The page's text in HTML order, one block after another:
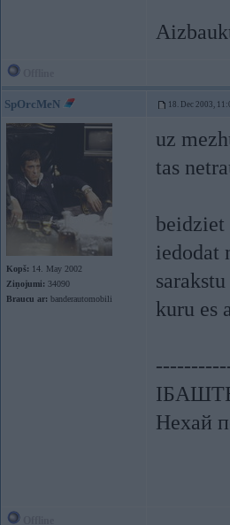
SpOrcMeN 18. Dec 2003,
Kopš: 14. May 2002
Ziņojumi: 34090
Braucu ar: banderautomobili
uz
tas
beidziet
iedodat
kuru es
Нехай